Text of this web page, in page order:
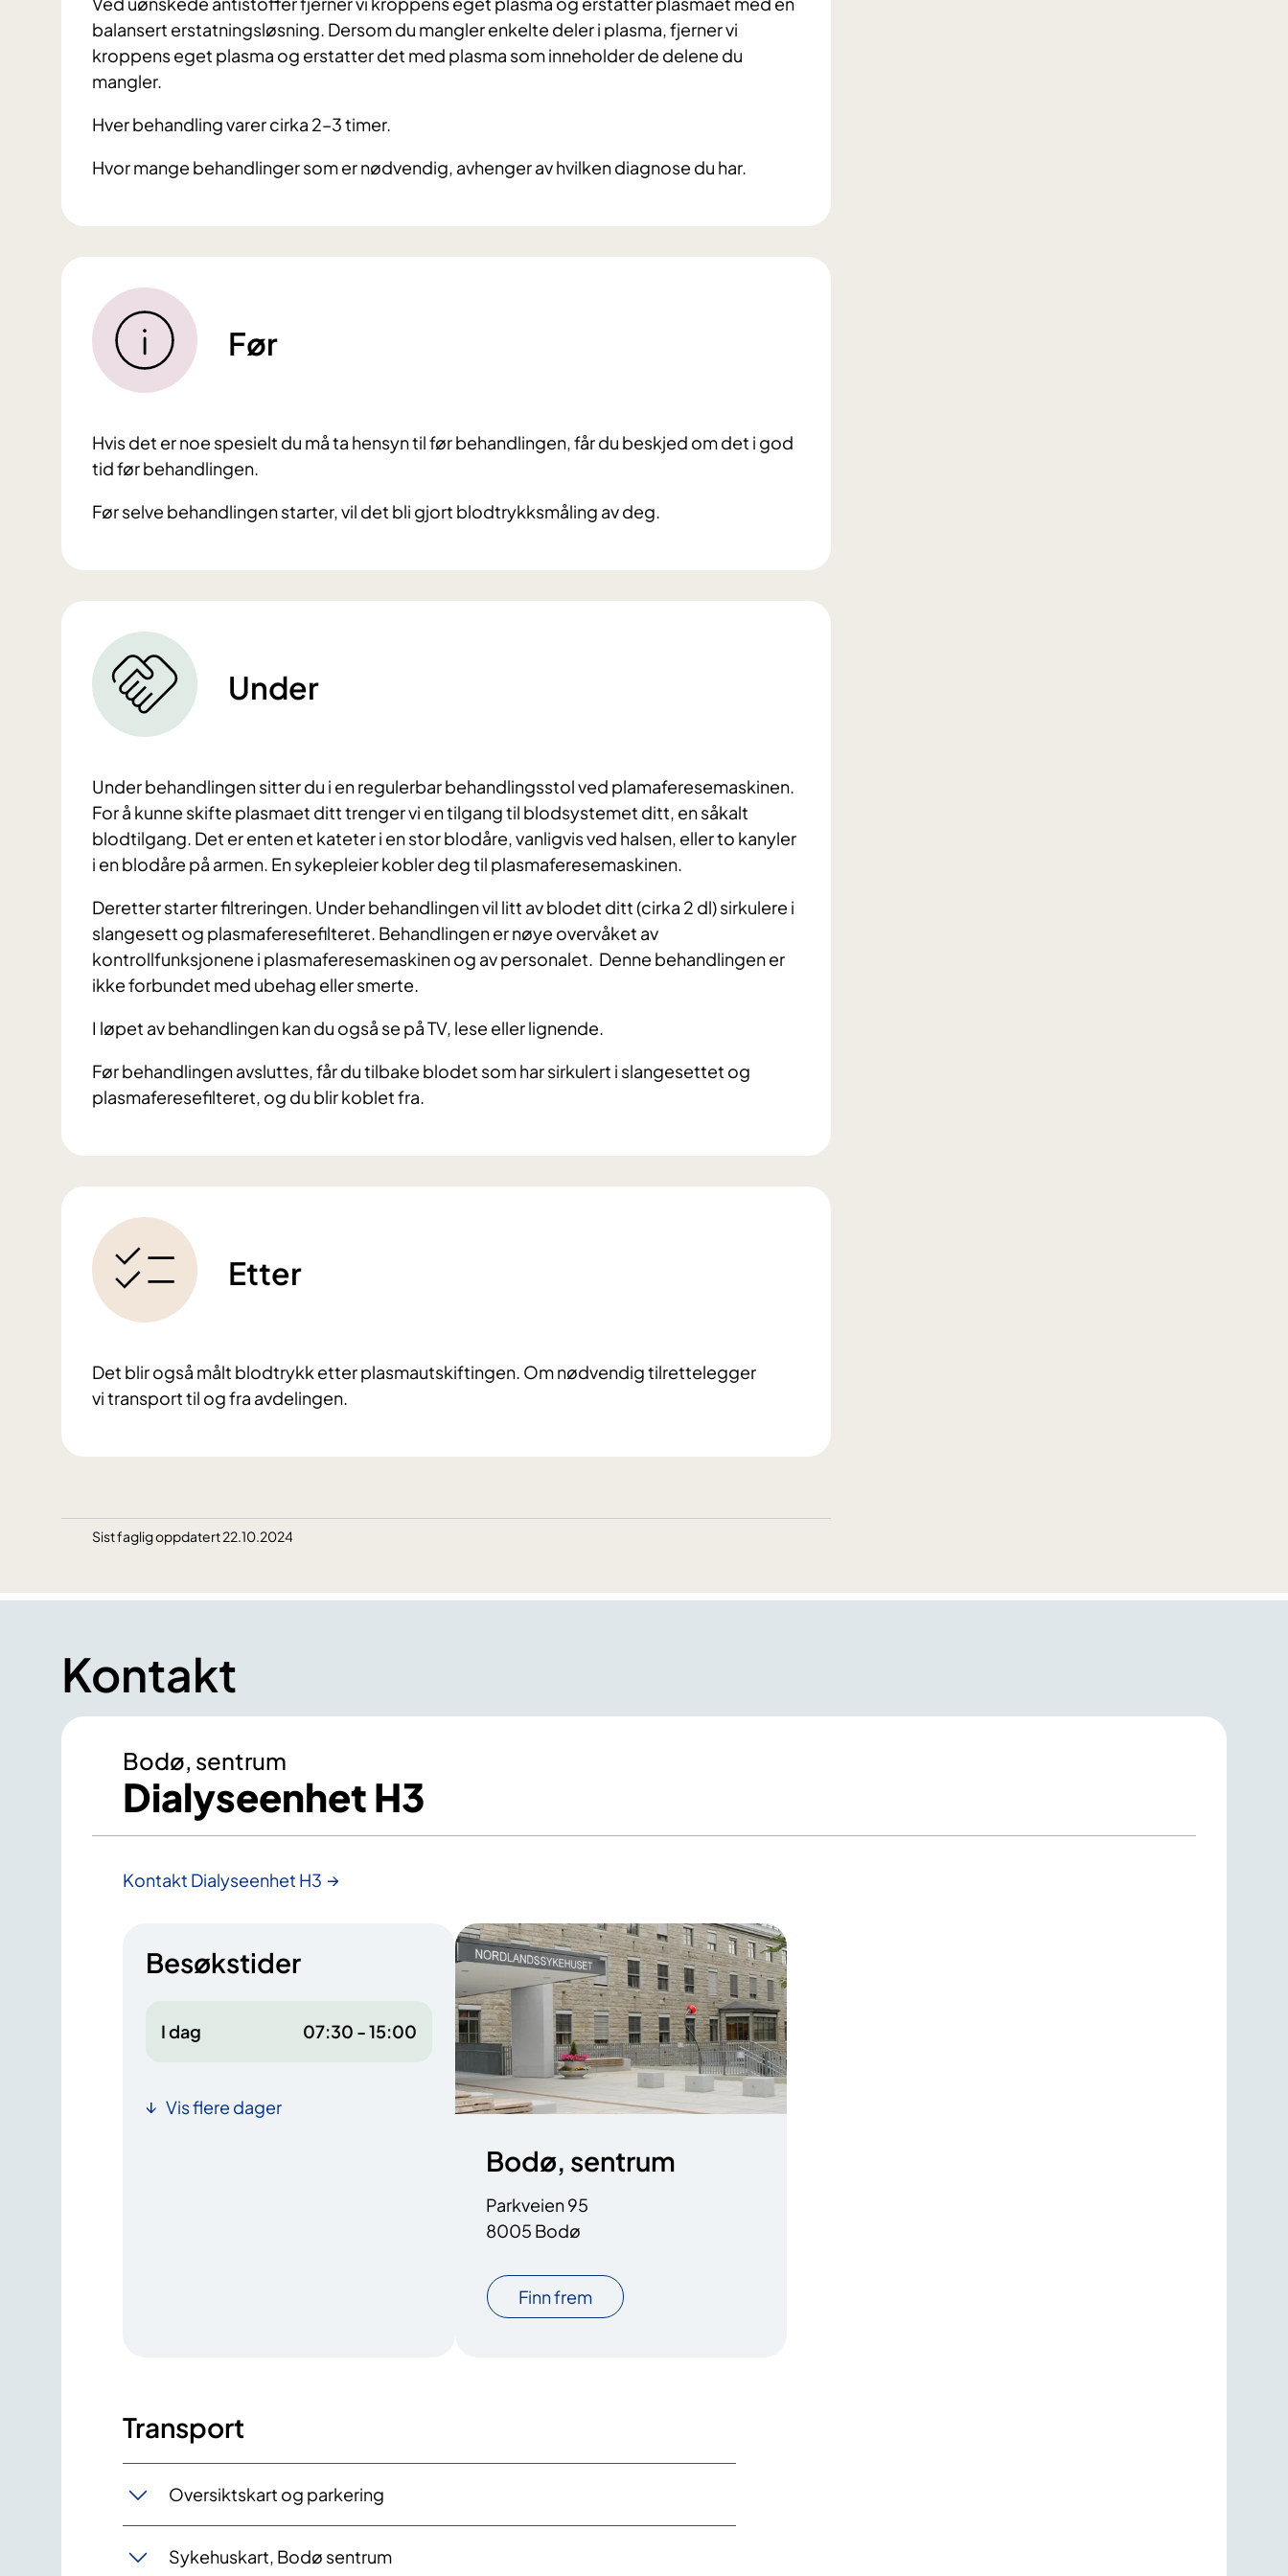
balansert erstatningsløsning. Dersom du mangler enkelte deler i plasma, fjerner vi
kroppens eget plasma og erstatter det med plasma som inneholder de delene du
mangler.
Hver behandling varer cirka 2–3 timer.
Hvor mange behandlinger som er nødvendig, avhenger av hvilken diagnose du har.
Før
Hvis det er noe spesielt du må ta hensyn til før behandlingen, får du beskjed om det i god
tid før behandlingen.
Før selve behandlingen starter, vil det bli gjort blodtrykksmåling av deg.
Under
Under behandlingen sitter du i en regulerbar behandlingsstol ved plamaferesemaskinen.
For å kunne skifte plasmaet ditt trenger vi en tilgang til blodsystemet ditt, en såkalt
blodtilgang. Det er enten et kateter i en stor blodåre, vanligvis ved halsen, eller to kanyler
i en blodåre på armen. En sykepleier kobler deg til plasmaferesemaskinen.
Deretter starter filtreringen. Under behandlingen vil litt av blodet ditt (cirka 2 dl) sirkulere i
slangesett og plasmaferesefilteret. Behandlingen er nøye overvåket av
kontrollfunksjonene i plasmaferesemaskinen og av personalet. Denne behandlingen er
ikke forbundet med ubehag eller smerte.
I løpet av behandlingen kan du også se på TV, lese eller lignende.
Før behandlingen avsluttes, får du tilbake blodet som har sirkulert i slangesettet og
plasmaferesefilteret, og du blir koblet fra.
Etter
Det blir også målt blodtrykk etter plasmautskiftingen. Om nødvendig tilrettelegger
vi transport til og fra avdelingen.
Sist faglig oppdatert 22.10.2024
Kontakt
Bodø, sentrum
Dialyseenhet H3
Kontakt Dialyseenhet H3
Besøkstider
I dag 07:30 - 15:00
Vis flere dager
Bodø, sentrum
Parkveien 95
8005 Bodø
Finn frem
Transport
Oversiktskart og parkering
Sykehuskart, Bodø sentrum